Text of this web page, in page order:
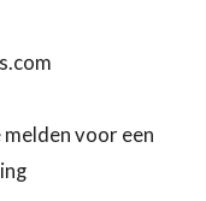
voor een